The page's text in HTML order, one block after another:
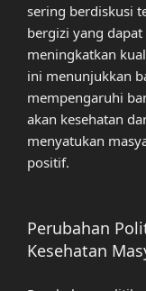
sering berdiskusi
bergizi yang
meningkatkan
ini menunjukkan
mempengaruhi
akan kesehatan
menyatukan
positif.
Perubahan
Kesehatan